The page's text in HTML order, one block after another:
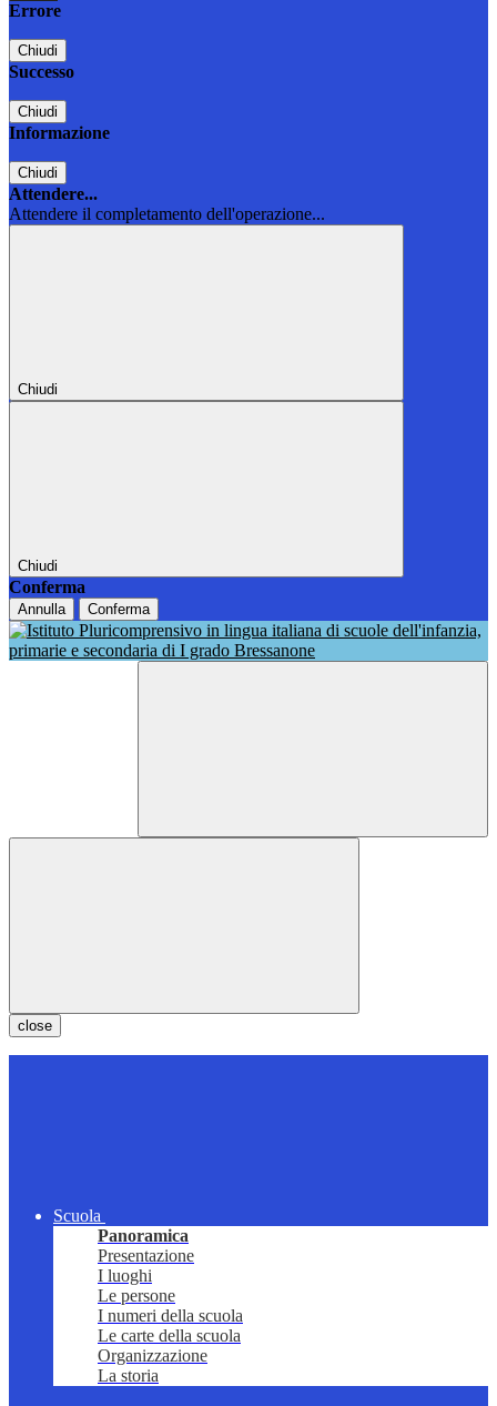
Errore
Chiudi
Successo
Chiudi
Informazione
Chiudi
Attendere...
Attendere il completamento dell'operazione...
Chiudi
Chiudi
Conferma
Annulla Conferma
close
Scuola
Panoramica
Presentazione
I luoghi
Le persone
I numeri della scuola
Le carte della scuola
Organizzazione
La storia